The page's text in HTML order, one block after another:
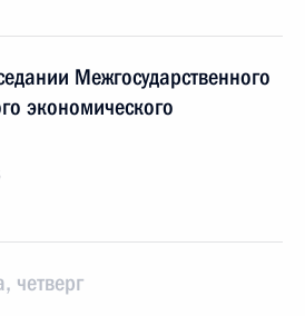
Межгосударственного
экономического
четверг